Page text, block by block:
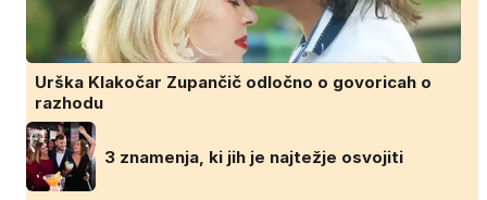
Urška Klakočar Zupančič odločno o govoricah o
razhodu
3 znamenja, ki jih je najtežje osvojiti